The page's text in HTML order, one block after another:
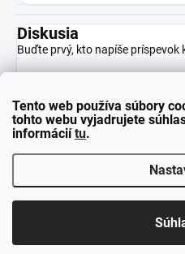
Tento web používa súbory
tohto webu vyjadrujete
informáciítu.
Diskusia
Buďte prvý, kto napíše príspevok
Pridať komentár
neuparts.sk